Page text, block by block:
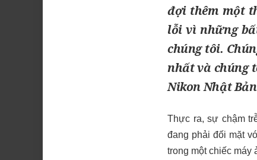
đợi thêm một
lỗi vì những
chúng tôi.
nhất và chúng
Nikon Nhật
Thực ra, sự chậm
đang phải đối mặt
trong một chiếc máy